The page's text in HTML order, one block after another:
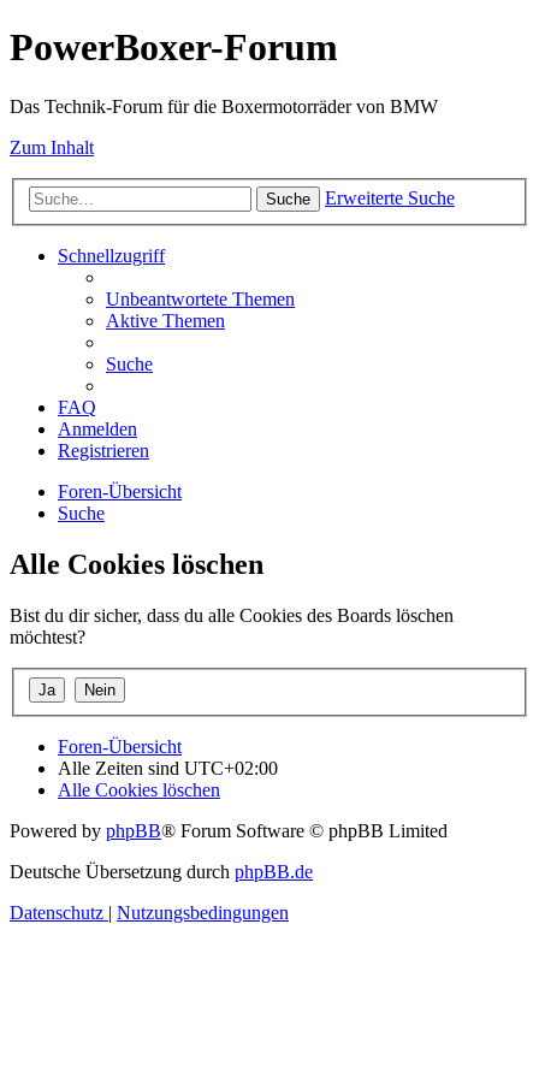
PowerBoxer-Forum
Das Technik-Forum für die Boxermotorräder von BMW
Zum Inhalt
Suche Erweiterte Suche
Schnellzugriff
Unbeantwortete Themen
Aktive Themen
Suche
FAQ
Anmelden
Registrieren
Foren-Übersicht
Suche
Alle Cookies löschen
Bist du dir sicher, dass du alle Cookies des Boards löschen
möchtest?
Foren-Übersicht
Alle Zeiten sind UTC+02:00
Alle Cookies löschen
Powered by phpBB® Forum Software © phpBB Limited
Deutsche Übersetzung durch phpBB.de
Datenschutz | Nutzungsbedingungen